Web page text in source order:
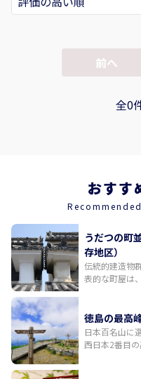
前へ
全0
おすす
うだつの町
存地区）
伝統的建造物
表的な町屋は
徳島の最高
日本百名山に
西日本2番目